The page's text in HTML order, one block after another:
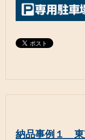
納品事例１ 東